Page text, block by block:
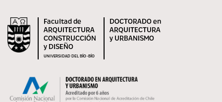
Facultad de
ARQUITECTURA
CONSTRUCCIÓN
y DISEÑO
UNIVERSIDAD DEL BÍO-BÍO
DOCTORADO en
ARQUITECTURA
y URBANISMO